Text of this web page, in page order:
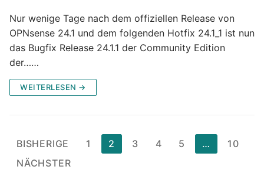
Nur wenige Tage nach dem offiziellen Release von
OPNsense 24.1 und dem folgenden Hotfix 24.1_1 ist nun
das Bugfix Release 24.1.1 der Community Edition
der……
WEITERLESEN →
Seitennummerierung
der
BISHERIGE 1 2 3 4 5 …
10
NÄCHSTER